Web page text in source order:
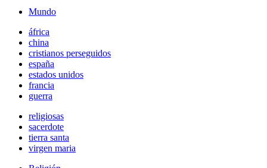
Mundo
áfrica
china
cristianos perseguidos
españa
estados unidos
francia
guerra
religiosas
sacerdote
tierra santa
virgen maria